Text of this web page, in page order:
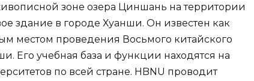
зоне озера Циншань на территории
здание в городе Хуанши. Он известен как
местом проведения Восьмого китайского
Его учебная база и функции находятся на
по всей стране. HBNU проводит